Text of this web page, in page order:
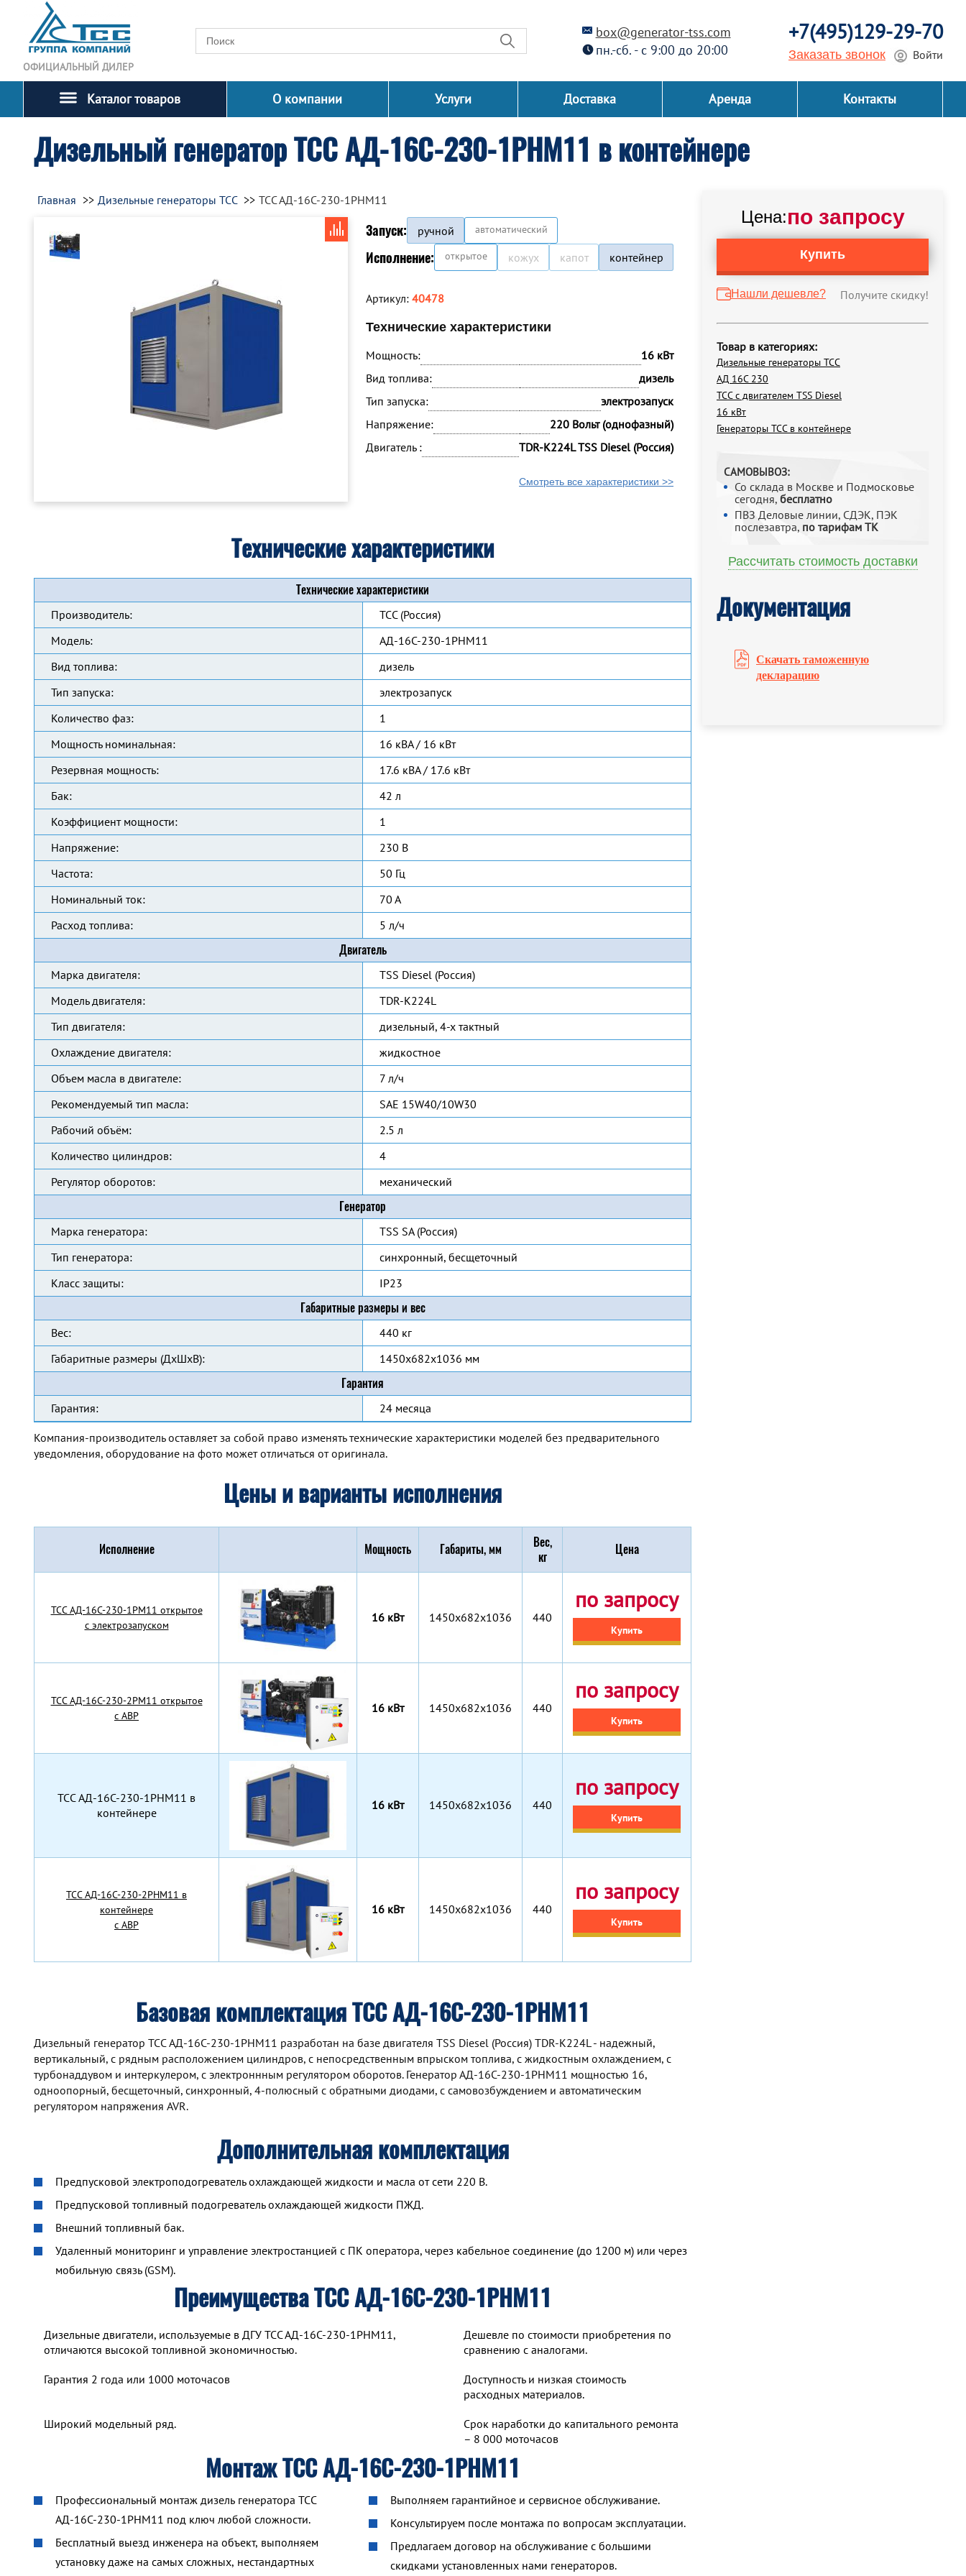
ОФИЦИАЛЬНЫЙ ДИЛЕР
box@generator-tss.com
пн.-сб. - с 9:00 до 20:00
+7(495)129-29-70
Заказать звонок Войти
Каталог товаров О компании Услуги Доставка Аренда Контакты
Дизельный генератор ТСС АД-16С-230-1РНМ11 в контейнере
Цена:по запросу
Купить
Нашли дешевле? Получите скидку!
Товар в категориях:
Дизельные генераторы ТСС
АД 16С 230
ТСС с двигателем TSS Diesel
16 кВт
Генераторы ТСС в контейнере
САМОВЫВОЗ:
Со склада в Москве и Подмосковье
сегодня, бесплатно
ПВЗ Деловые линии, СДЭК, ПЭК
послезавтра, по тарифам ТК
Рассчитать стоимость доставки
Документация
Скачать таможенную
декларацию
Главная Дизельные генераторы ТСС ТСС АД-16С-230-1РНМ11
Запуск: ручной автоматический
Исполнение: открытое кожух капот контейнер
Артикул: 40478
Технические характеристики
Мощность:
16 кВт
Вид топлива:
дизель
Тип запуска:
электрозапуск
Напряжение:
220 Вольт (однофазный)
Двигатель :
TDR-K224L TSS Diesel (Россия)
Смотреть все характеристики >>
Технические характеристики
Технические характеристики
Производитель:
ТСС (Россия)
Модель:
АД-16С-230-1РНМ11
Вид топлива:
дизель
Тип запуска:
электрозапуск
Количество фаз:
1
Мощность номинальная:
16 кВА / 16 кВт
Резервная мощность:
17.6 кВА / 17.6 кВт
Бак:
42 л
Коэффициент мощности:
1
Напряжение:
230 В
Частота:
50 Гц
Номинальный ток:
70 А
Расход топлива:
5 л/ч
Двигатель
Марка двигателя:
TSS Diesel (Россия)
Модель двигателя:
TDR-K224L
Тип двигателя:
дизельный, 4-х тактный
Охлаждение двигателя:
жидкостное
Объем масла в двигателе:
7 л/ч
Рекомендуемый тип масла:
SAE 15W40/10W30
Рабочий объём:
2.5 л
Количество цилиндров:
4
Регулятор оборотов:
механический
Генератор
Марка генератора:
TSS SA (Россия)
Тип генератора:
синхронный, бесщеточный
Класс защиты:
IP23
Габаритные размеры и вес
Вес:
440 кг
Габаритные размеры (ДхШхВ):
1450x682x1036 мм
Гарантия
Гарантия: 24 месяца
Компания-производитель оставляет за собой право изменять технические характеристики моделей без предварительного
уведомления, оборудование на фото может отличаться от оригинала.
Цены и варианты исполнения
Исполнение Мощность Габариты, мм
Вес,
кг
Цена
TCC АД-16С-230-1РМ11 открытое
с электрозапуском
16 кВт 1450x682x1036 440
по запросу
Купить
TCC АД-16С-230-2РМ11 открытое
с АВР
16 кВт 1450x682x1036 440
по запросу
Купить
TCC АД-16С-230-1РНМ11 в
контейнере
16 кВт 1450x682x1036 440
по запросу
Купить
TCC АД-16С-230-2РНМ11 в
контейнере
с АВР
16 кВт 1450x682x1036 440
по запросу
Купить
Базовая комплектация ТСС АД-16С-230-1РНМ11
Дизельный генератор TCC АД-16С-230-1РНМ11 разработан на базе двигателя TSS Diesel (Россия) TDR-K224L - надежный,
вертикальный, с рядным расположением цилиндров, с непосредственным впрыском топлива, с жидкостным охлаждением, с
турбонаддувом и интеркулером, с электроннным регулятором оборотов. Генератор АД-16С-230-1РНМ11 мощностью 16,
одноопорный, бесщеточный, синхронный, 4-полюсный с обратными диодами, с самовозбуждением и автоматическим
регулятором напряжения AVR.
Дополнительная комплектация
Предпусковой электроподогреватель охлаждающей жидкости и масла от сети 220 В.
Предпусковой топливный подогреватель охлаждающей жидкости ПЖД.
Внешний топливный бак.
Удаленный мониторинг и управление электростанцией с ПК оператора, через кабельное соединение (до 1200 м) или через
мобильную связь (GSM).
Преимущества ТСС АД-16С-230-1РНМ11
Дизельные двигатели, используемые в ДГУ ТСС АД-16С-230-1РНМ11,
отличаются высокой топливной экономичностью.
Дешевле по стоимости приобретения по
сравнению с аналогами.
Гарантия 2 года или 1000 моточасов
Доступность и низкая стоимость
расходных материалов.
Широкий модельный ряд.
Срок наработки до капитального ремонта
– 8 000 моточасов
Монтаж ТСС АД-16С-230-1РНМ11
Профессиональный монтаж дизель генератора ТСС
АД-16С-230-1РНМ11 под ключ любой сложности.
Бесплатный выезд инженера на объект, выполняем
установку даже на самых сложных, нестандартных
Выполняем гарантийное и сервисное обслуживание.
Консультируем после монтажа по вопросам эксплуатации.
Предлагаем договор на обслуживание с большими
скидками установленных нами генераторов.